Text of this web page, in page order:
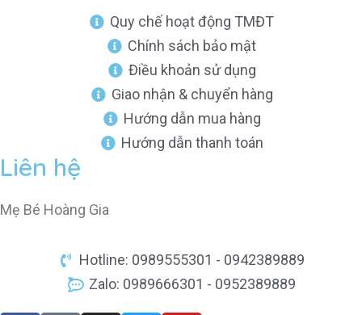
Quy chế hoạt động TMĐT
Chính sách bảo mật
Điều khoản sử dụng
Giao nhận & chuyển hàng
Hướng dẫn mua hàng
Hướng dẫn thanh toán
Liên hệ
Mẹ Bé Hoàng Gia
Hotline: 0989555301 - 0942389889
Zalo: 0989666301 - 0952389889